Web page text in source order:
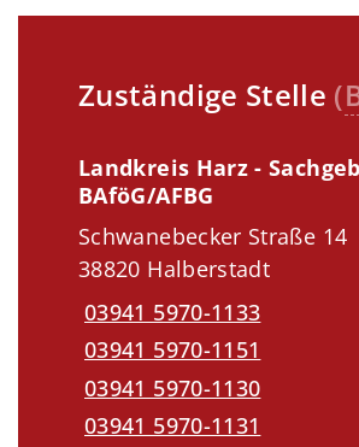
Zuständige Stelle (
Landkreis Harz -
BAföG/AFBG
Schwanebecker Straße 14
38820 Halberstadt
03941 5970-1133
03941 5970-1151
03941 5970-1130
03941 5970-1131